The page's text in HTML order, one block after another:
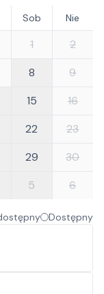
Sob Nie
1
2
8
9
15
16
22
23
29
30
5 6
Dostępny